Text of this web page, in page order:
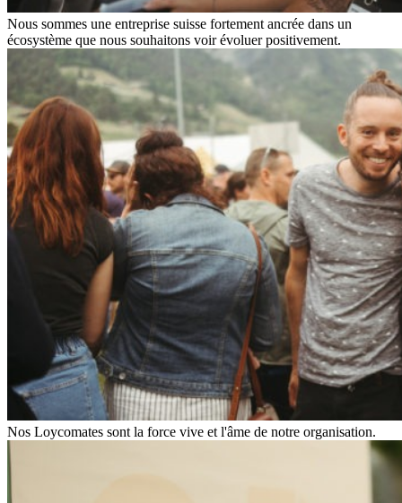
Nous sommes une entreprise suisse fortement ancrée dans un
écosystème que nous souhaitons voir évoluer positivement.
Nos Loycomates sont la force vive et l'âme de notre organisation.